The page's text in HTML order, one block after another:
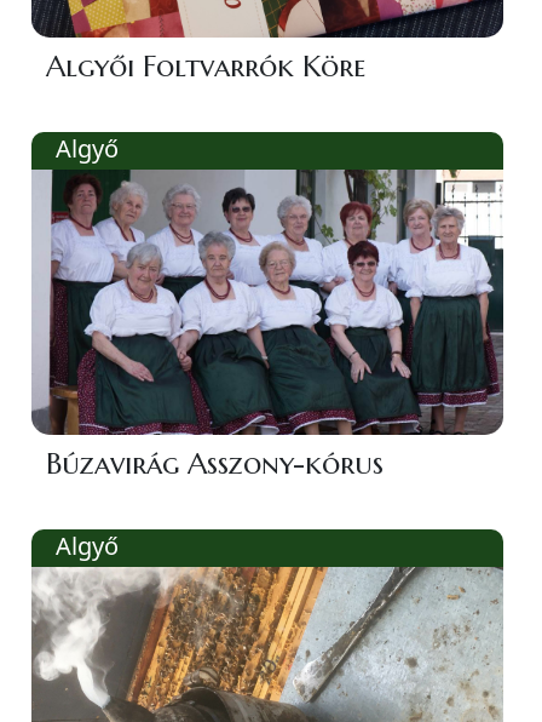
Algyői Foltvarrók Köre
Algyő
Búzavirág Asszony-kórus
Algyő